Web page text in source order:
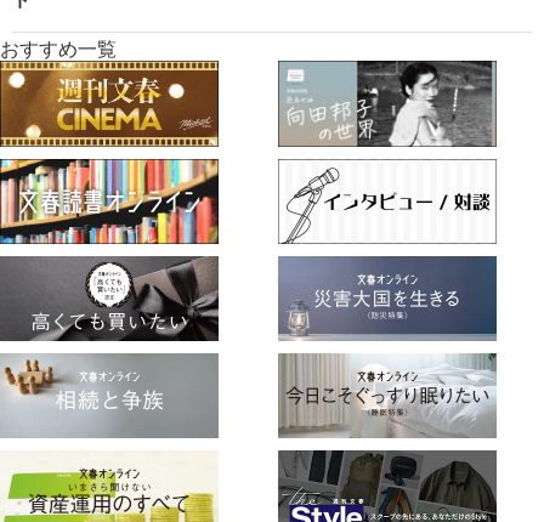
おすすめ一覧